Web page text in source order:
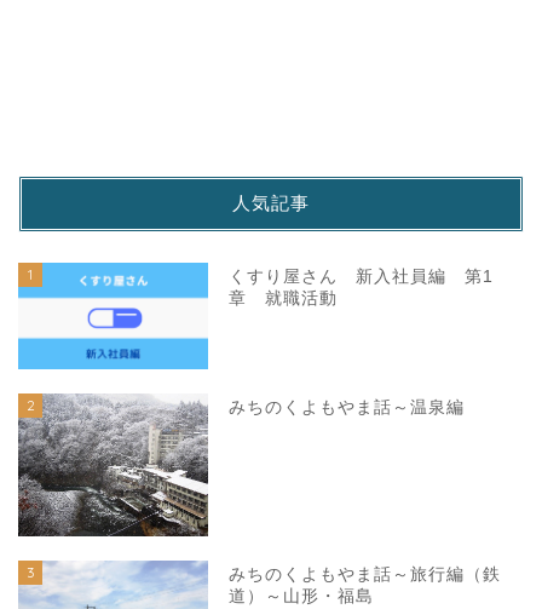
人気記事
1
くすり屋さん 新入社員編 第1
章 就職活動
2 みちのくよもやま話～温泉編
3
みちのくよもやま話～旅行編（鉄
道）～山形・福島